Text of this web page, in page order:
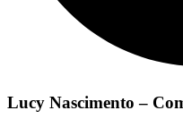
Lucy Nascimento –